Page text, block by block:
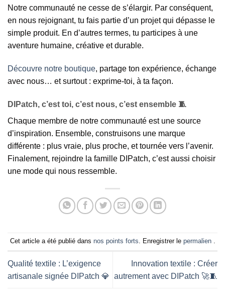
Notre communauté ne cesse de s’élargir. Par conséquent,
en nous rejoignant, tu fais partie d’un projet qui dépasse le
simple produit. En d’autres termes, tu participes à une
aventure humaine, créative et durable.
Découvre notre boutique, partage ton expérience, échange
avec nous… et surtout : exprime-toi, à ta façon.
DIPatch, c’est toi, c’est nous, c’est ensemble 🧵
Chaque membre de notre communauté est une source
d’inspiration. Ensemble, construisons une marque
différente : plus vraie, plus proche, et tournée vers l’avenir.
Finalement, rejoindre la famille DIPatch, c’est aussi choisir
une mode qui nous ressemble.
Cet article a été publié dans nos points forts. Enregistrer le permalien.
Qualité textile : L’exigence
artisanale signée DIPatch 💎
Innovation textile : Créer
autrement avec DIPatch 🚀🧵